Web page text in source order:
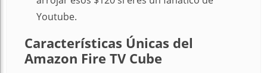
Youtube.
Características Únicas del
Amazon Fire TV Cube